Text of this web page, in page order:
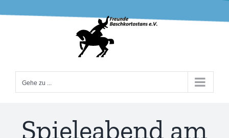
Gehe zu ...
Spieleabend am